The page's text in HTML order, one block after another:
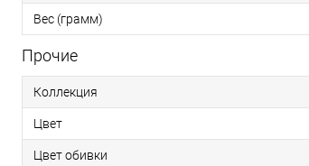
Вес (грамм)
Прочие
Коллекция
Цвет
Цвет обивки